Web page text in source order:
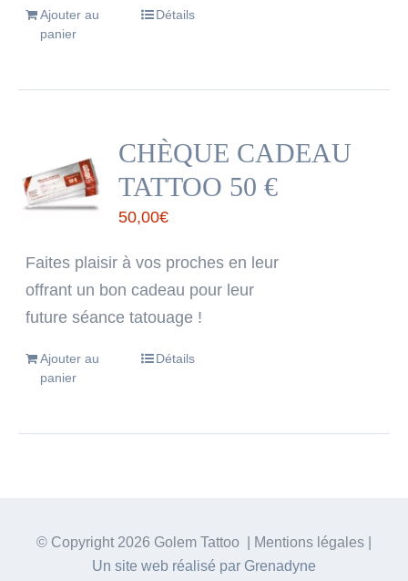
Ajouter au
panier
Détails
CHÈQUE CADEAU
TATTOO 50 €
50,00€
Faites plaisir à vos proches en leur
offrant un bon cadeau pour leur
future séance tatouage !
Ajouter au
panier
Détails
© Copyright 2026 Golem Tattoo | Mentions légales |
Un site web réalisé par Grenadyne